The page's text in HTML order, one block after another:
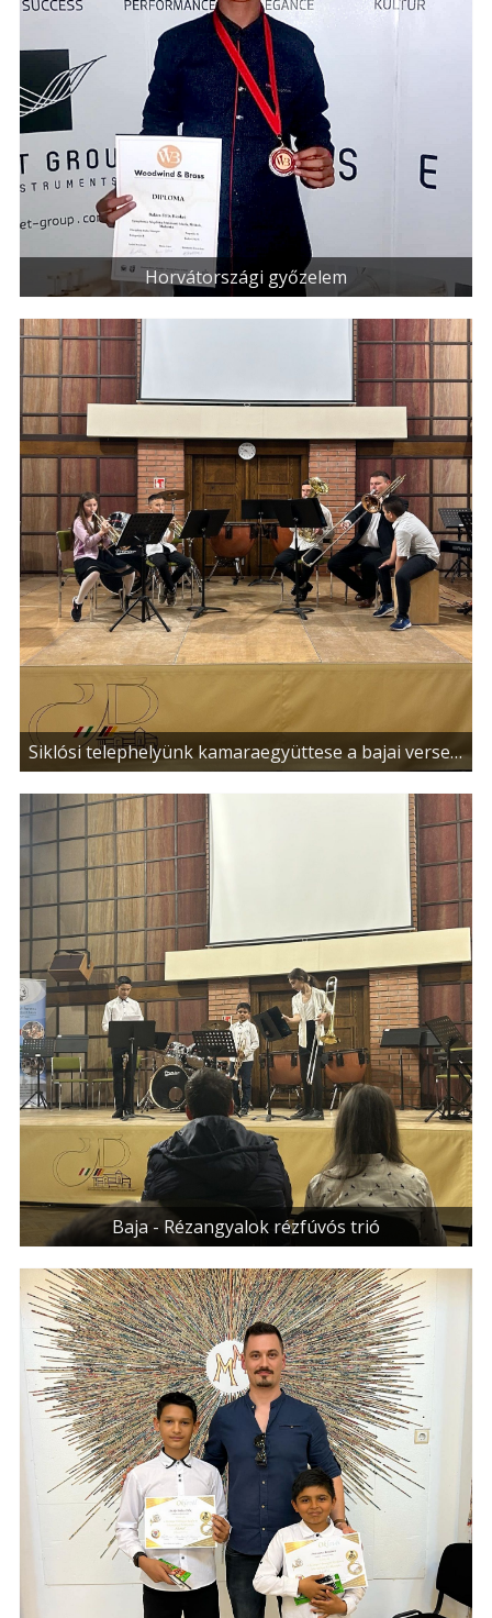
Horvátországi győzelem
Siklósi telephelyünk kamaraegyüttese a bajai versenyen
Baja - Rézangyalok rézfúvós trió